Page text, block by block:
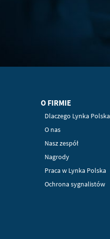
O FIRMIE
Dlaczego Lynka Polska
O nas
Nasz zespół
Nagrody
Praca w Lynka Polska
Ochrona sygnalistów